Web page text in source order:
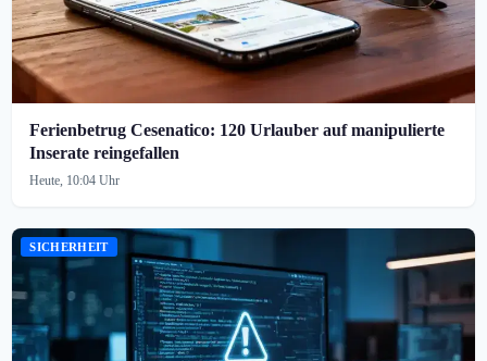
Ferienbetrug Cesenatico: 120 Urlauber auf manipulierte
Inserate reingefallen
Heute, 10:04 Uhr
SICHERHEIT